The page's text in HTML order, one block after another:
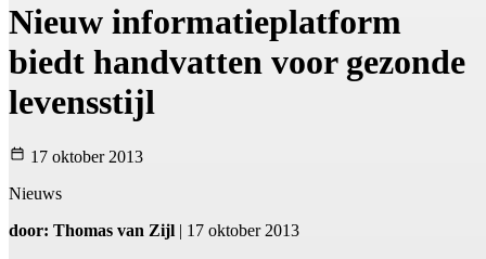
Nieuw informatieplatform
biedt handvatten voor gezonde
levensstijl
17 oktober 2013
Nieuws
door: Thomas van Zijl | 17 oktober 2013